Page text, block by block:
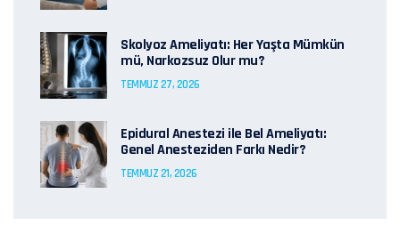
Skolyoz Ameliyatı: Her Yaşta Mümkün
mü, Narkozsuz Olur mu?
TEMMUZ 27, 2026
Epidural Anestezi ile Bel Ameliyatı:
Genel Anesteziden Farkı Nedir?
TEMMUZ 21, 2026